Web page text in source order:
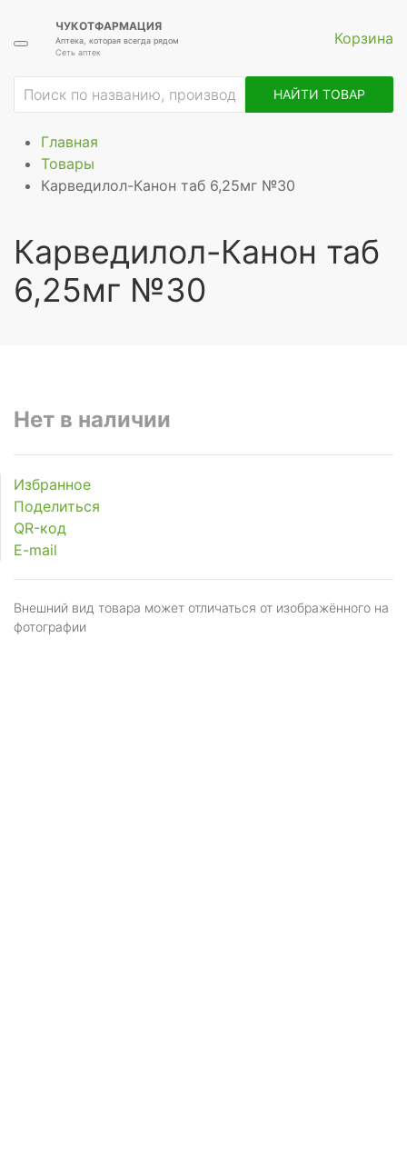
ЧУКОТФАРМАЦИЯ
Аптека, которая всегда рядом
Сеть аптек
Корзина
НАЙТИ ТОВАР
Главная
Товары
Карведилол-Канон таб 6,25мг №30
Карведилол-Канон таб
6,25мг №30
Нет в наличии
Избранное
Поделиться
QR-код
E-mail
Внешний вид товара может отличаться от изображённого на
фотографии